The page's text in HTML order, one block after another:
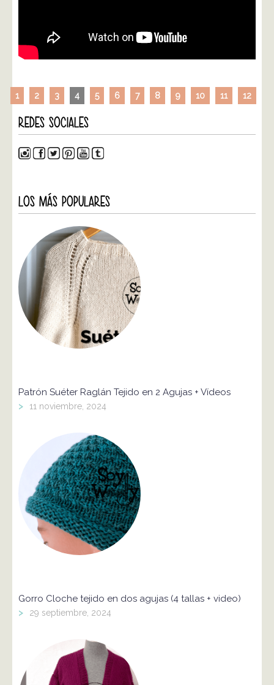
1 2 3 4 5 6 7 8 9 10 11 12
REDES SOCIALES
LOS MÁS POPULARES
Patrón Suéter Raglán Tejido en 2 Agujas + Vídeos
> 11 noviembre, 2024
Gorro Cloche tejido en dos agujas (4 tallas + video)
> 29 septiembre, 2024